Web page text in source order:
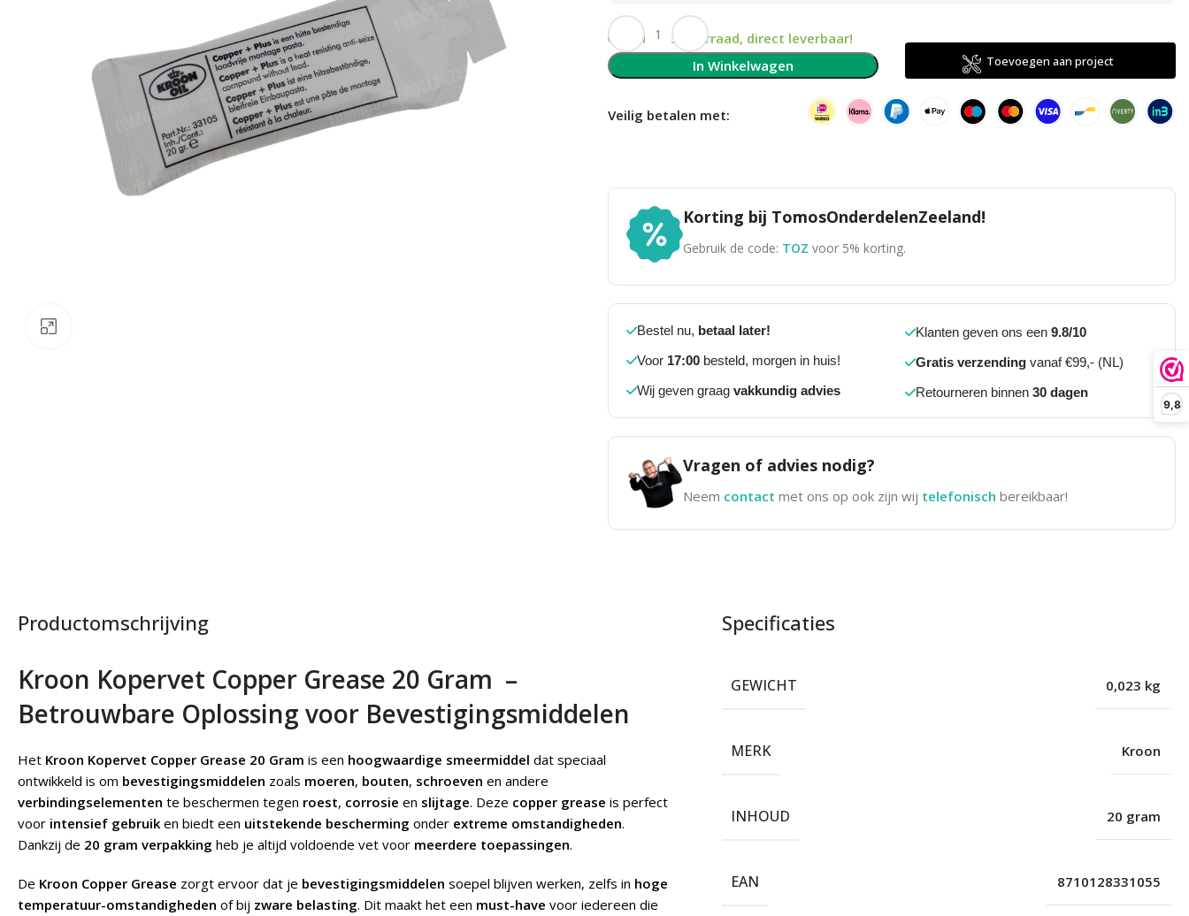
9,8
Op voorraad, direct leverbaar!
In Winkelwagen
Toevoegen aan project
Veilig betalen met:
Korting bij TomosOnderdelenZeeland!
Gebruik de code: TOZ voor 5% korting.
Bestel nu, betaal later!
Voor 17:00besteld, morgen in huis!
Wij geven graag vakkundig advies
Klanten geven ons een 9.8/10
Gratis verzendingvanaf €99,- (NL)
Retourneren binnen 30 dagen
Vragen of advies nodig?
Neem contact met ons op ook zijn wij telefonisch bereikbaar!
Productomschrijving
Kroon Kopervet Copper Grease 20 Gram –
Betrouwbare Oplossing voor Bevestigingsmiddelen
Het Kroon Kopervet Copper Grease 20 Gram is een hoogwaardige smeermiddel dat speciaal
ontwikkeld is om bevestigingsmiddelen zoals moeren, bouten, schroeven en andere
verbindingselementen te beschermen tegen roest, corrosie en slijtage. Deze copper grease is perfect
voor intensief gebruik en biedt een uitstekende bescherming onder extreme omstandigheden.
Dankzij de 20 gram verpakking heb je altijd voldoende vet voor meerdere toepassingen.
De Kroon Copper Grease zorgt ervoor dat je bevestigingsmiddelen soepel blijven werken, zelfs in hoge
temperatuur-omstandigheden of bij zware belasting. Dit maakt het een must-have voor iedereen die
Specificaties
GEWICHT 0,023 kg
MERK Kroon
INHOUD 20 gram
EAN 8710128331055